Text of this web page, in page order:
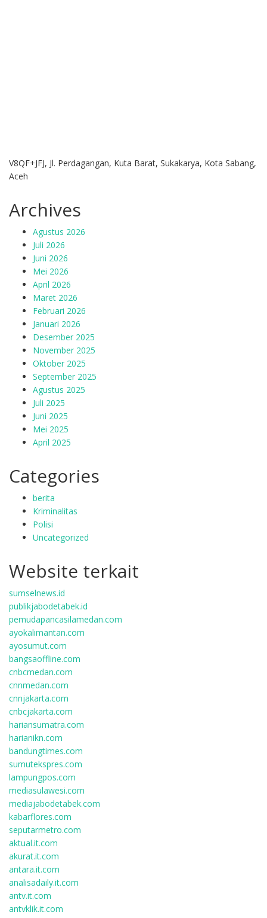
V8QF+JFJ, Jl. Perdagangan, Kuta Barat, Sukakarya, Kota Sabang,
Aceh
Archives
Agustus 2026
Juli 2026
Juni 2026
Mei 2026
April 2026
Maret 2026
Februari 2026
Januari 2026
Desember 2025
November 2025
Oktober 2025
September 2025
Agustus 2025
Juli 2025
Juni 2025
Mei 2025
April 2025
Categories
berita
Kriminalitas
Polisi
Uncategorized
Website terkait
sumselnews.id
publikjabodetabek.id
pemudapancasilamedan.com
ayokalimantan.com
ayosumut.com
bangsaoffline.com
cnbcmedan.com
cnnmedan.com
cnnjakarta.com
cnbcjakarta.com
hariansumatra.com
harianikn.com
bandungtimes.com
sumutekspres.com
lampungpos.com
mediasulawesi.com
mediajabodetabek.com
kabarflores.com
seputarmetro.com
aktual.it.com
akurat.it.com
antara.it.com
analisadaily.it.com
antv.it.com
antvklik.it.com